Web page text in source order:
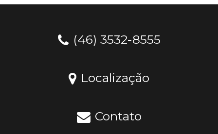
(46) 3532-8555
Localização
Contato